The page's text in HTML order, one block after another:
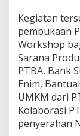
Kegiatan
pembukaan
Workshop
Sarana
PTBA, Bank
Enim,
UMKM dari
Kolaborasi
penyerahan